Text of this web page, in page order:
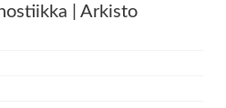
| Arkisto